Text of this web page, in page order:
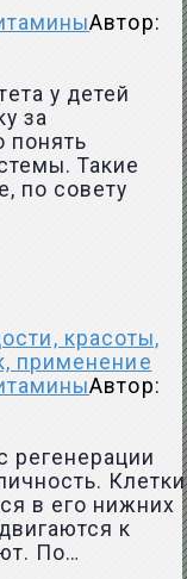
Автор:
у детей
за
понять
Такие
по совету
красоты,
применение
Автор:
регенерации
Клетки
в его нижних
к
По…